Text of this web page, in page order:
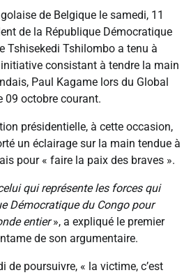
de Belgique le samedi, 11
de la République Démocratique
Tshisekedi Tshilombo a tenu à
consistant à tendre la main
Paul Kagame lors du Global
09 octobre courant.
présidentielle, à cette occasion,
un éclairage sur la main tendue à
pour « faire la paix des braves ».
qui représente les forces qui
Démocratique du Congo pour
entier», a expliqué le premier
de son argumentaire.
de poursuivre, « la victime, c’est